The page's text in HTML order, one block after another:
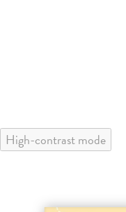
High-contrast mode